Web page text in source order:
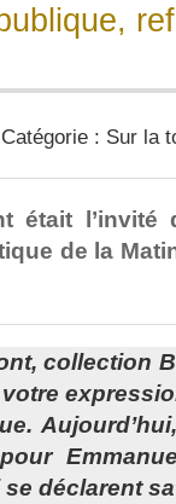
: Sur la
était l’invité
de la
collection
déclarent